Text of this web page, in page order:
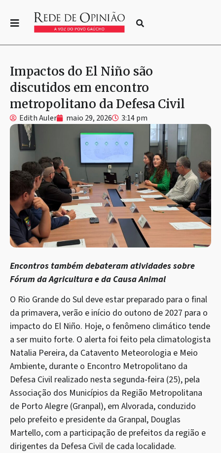
Impactos do El Niño são
discutidos em encontro
metropolitano da Defesa Civil
Edith Auler maio 29, 2026 3:14 pm
Encontros também debateram atividades sobre
Fórum da Agricultura e da Causa Animal
O Rio Grande do Sul deve estar preparado para o final
da primavera, verão e início do outono de 2027 para o
impacto do El Niño. Hoje, o fenômeno climático tende
a ser muito forte. O alerta foi feito pela climatologista
Natalia Pereira, da Catavento Meteorologia e Meio
Ambiente, durante o Encontro Metropolitano da
Defesa Civil realizado nesta segunda-feira (25), pela
Associação dos Municípios da Região Metropolitana
de Porto Alegre (Granpal), em Alvorada, conduzido
pelo prefeito e presidente da Granpal, Douglas
Martello, com a participação de prefeitos da região e
dirigentes da Defesa Civil de cada localidade.